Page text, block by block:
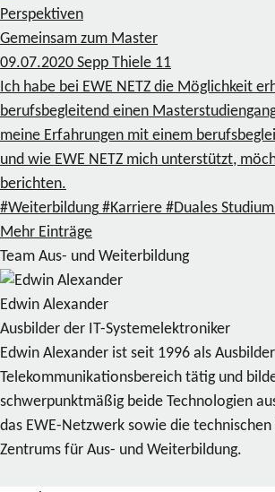
Perspektiven
Gemeinsam zum Master
09.07.2020 Sepp Thiele 11
Ich habe bei EWE NETZ die Möglichkeit
berufsbegleitend einen
meine Erfahrungen mit einem
und wie EWE NETZ mich unterstützt,
berichten.
#Weiterbildung #Karriere #Duales Studium
Mehr Einträge
Team Aus- und Weiterbildung
Edwin Alexander
Ausbilder der IT-Systemelektroniker
Edwin Alexander ist seit 1996 als
Telekommunikationsbereich tätig und
schwerpunktmäßig beide Technologien
das EWE-Netzwerk sowie die technischen
Zentrums für Aus- und Weiterbildung.